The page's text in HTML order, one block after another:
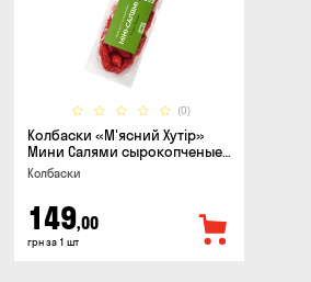
(0)
Колбаски «М'ясний Хутір»
Мини Салями сырокопченые,
150г
Колбаски
149,00
грн за 1 шт